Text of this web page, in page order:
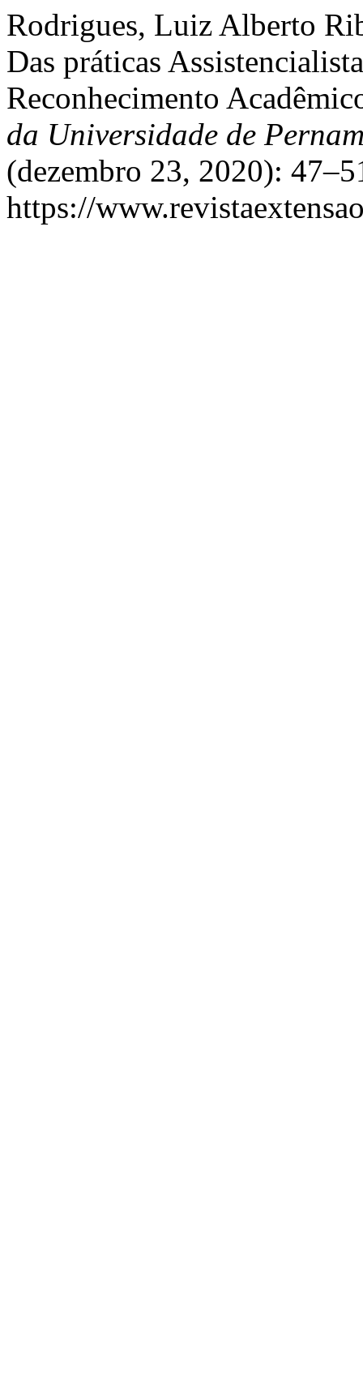
Rodrigues, Luiz Alberto
Das práticas
Reconhecimento
da Universidade de
(dezembro 23, 2020):
https://